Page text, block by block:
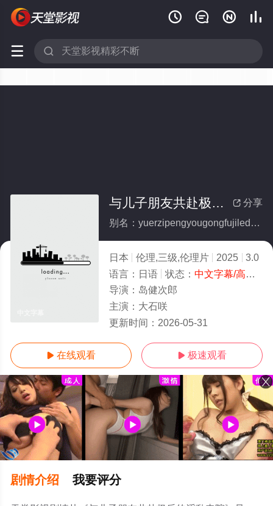
   
 
 分享
与儿子朋友共赴极乐的淫乱寺院
别名：yuerzipengyougongfujiledeyinluansiyuan
日本 伦理,三级,伦理片 2025
3.0
语言： 日语 状态： 中文字幕/高清
导演： 岛健次郎
主演： 大石咲
更新时间： 2026-05-31
 在线观看  极速观看
剧情介绍 我要评分